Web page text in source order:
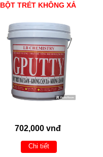
BỘT TRÉT KHÔNG XẢ
702,000 vnđ
Chi tiết